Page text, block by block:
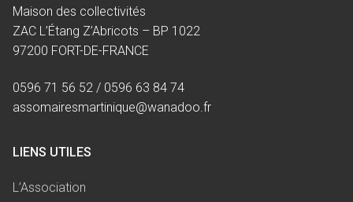
Maison des collectivités
ZAC L’Étang Z’Abricots – BP 1022
97200 FORT-DE-FRANCE
0596 71 56 52 / 0596 63 84 74
assomairesmartinique@wanadoo.fr
LIENS UTILES
L’Association